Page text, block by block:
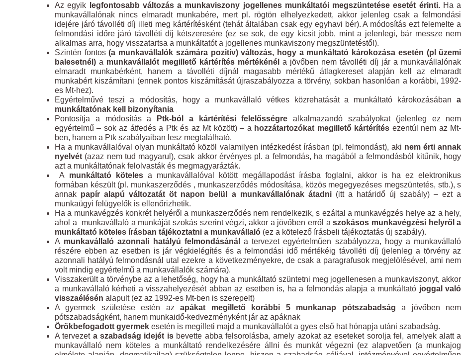
Az egyik legfontosabb változás a munkaviszony jogellenes munkáltatói megszüntetése esetét érinti. Ha a
munkavállalónak nincs elmaradt munkabére, mert pl. rögtön elhelyezkedett, akkor jelenleg csak a felmondási
idejére járó távolléti díj illeti meg kártérítésként (tehát általában csak egy egyhavi bér). A módosítás ezt felemelte a
felmondási időre járó távolléti díj kétszeresére (ez se sok, de egy kicsit jobb, mint a jelenlegi, bár messze nem
alkalmas arra, hogy visszatartsa a munkáltatót a jogellenes munkaviszony megszüntetéstől).
Szintén fontos(a munkavállalók számára pozitív) változás, hogy a munkáltató károkozása esetén (pl üzemi
balesetnél) a munkavállalót megillető kártérítés mértékénél a jövőben nem távolléti díj jár a munkavállalónak
elmaradt munkabérként, hanem a távolléti díjnál magasabb mértékű átlagkereset alapján kell az elmaradt
munkabért kiszámítani (ennek pontos kiszámítását újraszabályozza a törvény, sokban hasonlóan a korábbi, 1992-
es Mt-hez).
Egyértelművé teszi a módosítás, hogy a munkavállaló vétkes közrehatását a munkáltató károkozásábana
munkáltatónak kell bizonyítania
Pontosítja a módosítás a
Ptk-ból a kártérítési felelősségre alkalmazandó szabályokat (jelenleg ez nem
egyértelmű – sok az átfedés a Ptk és az Mt között) – a hozzátartozókat megillető kártérítés ezentúl nem az Mt-
ben, hanem a Ptk szabályaiban lesz megtalálható.
Ha a munkavállalóval olyan munkáltató közöl valamilyen intézkedést írásban (pl. felmondást), aki nem érti annak
nyelvét (azaz nem tud magyarul), csak akkor érvényes pl. a felmondás, ha magából a felmondásból kitűnik, hogy
azt a munkáltatónak felolvasták és megmagyarázták.
A munkáltató köteles a munkavállalóval kötött megállapodást írásba foglalni, akkor is ha ez elektronikus
formában készült (pl. munkaszerződés , munkaszerződés módosítása, közös megegyezéses megszüntetés, stb.), s
annak papír alapú változatát öt napon belül a munkavállalónak átadni(itt a határidő új szabály) – ezt a
munkaügyi felügyelők is ellenőrizhetik.
Ha a munkavégzés konkrét helyéről a munkaszerződés nem rendelkezik, s ezáltal a munkavégzés helye az a hely,
ahol a munkavállaló a munkáját szokás szerint végzi, akkor a jövőben erről aszokásos munkavégzési helyről a
munkáltató köteles írásban tájékoztatni a munkavállaló (ez a kötelező írásbeli tájékoztatás új szabály).
A munkavállaló azonnali hatályú felmondásánál
a tervezet egyértelműen szabályozza, hogy a munkavállaló
részére ebben az esetben is jár végkielégítés és a felmondási idő mértékéig távolléti díj (jelenleg a törvény az
azonnali hatályú felmondásnál utal ezekre a következményekre, de csak a paragrafusok megjelölésével, ami nem
volt mindig egyértelmű a munkavállalók számára).
Visszakerült a törvénybe az a lehetőség, hogy ha a munkáltató szüntetni meg jogellenesen a munkaviszonyt, akkor
a munkavállaló kérheti a visszahelyezését abban az esetben is, ha a felmondás alapja a munkáltató joggal való
visszaélésén alapult (ez az 1992-es Mt-ben is szerepelt)
A gyermek születése estén azapákat megillető korábbi 5 munkanap pótszabadság a jövőben nem
pótszabadságként, hanem munkaidő-kedvezményként jár az apáknak
Örökbefogadott gyermek esetén is megilleti majd a munkavállalót a gyes első hat hónapja utáni szabadság.
A tervezet a szabadság idejét is bevette abba felsorolásba, amely azokat az eseteket sorolja fel, amelyek alatt a
munkavállaló nem köteles a munkáltató rendelkezésére állni és munkát végezni (ez alapvetően (a munkajog